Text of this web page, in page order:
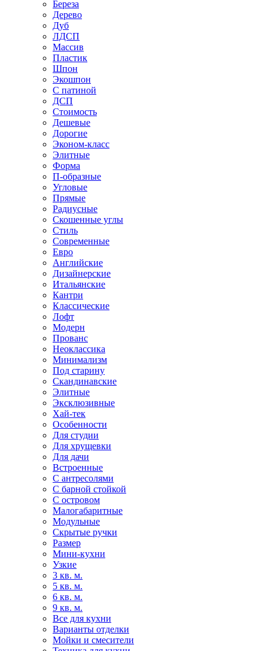
Береза
Дерево
Дуб
ЛДСП
Массив
Пластик
Шпон
Экошпон
С патиной
ДСП
Стоимость
Дешевые
Дорогие
Эконом-класс
Элитные
Форма
П-образные
Угловые
Прямые
Радиусные
Скошенные углы
Стиль
Современные
Евро
Английские
Дизайнерские
Итальянские
Кантри
Классические
Лофт
Модерн
Прованс
Неоклассика
Минимализм
Под старину
Скандинавские
Элитные
Эксклюзивные
Хай-тек
Особенности
Для студии
Для хрущевки
Для дачи
Встроенные
С антресолями
С барной стойкой
С островом
Малогабаритные
Модульные
Скрытые ручки
Размер
Мини-кухни
Узкие
3 кв. м.
5 кв. м.
6 кв. м.
9 кв. м.
Все для кухни
Варианты отделки
Мойки и смесители